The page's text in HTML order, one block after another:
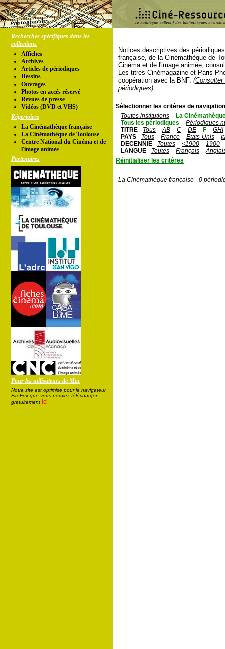
Recherches spécifiques dans les
collections
Affiches
Archives
Articles de périodiques
Dessins
Ouvrages
Photos en accés réservé
Revues de presse
Vidéos (DVD et VHS)
Répertoires
La Cinémathèque française
La Cinémathèque de Toulouse
Centre National du Cinéma et de
l'image animée
Partenaires
Pour les utilisateurs de Mac
Notre site est optimisé pour le navigateur
FireFox que vous pouvez télécharger
gratuitement ici
Notices descriptives des
française, de la Cinémathèque de
Cinéma et de l'image animée,
Les titres Cinémagazine et Paris-
coopération avec la BNF.
périodiques)
Sélectionner les critères de
Toutes institutions
La
Tous les périodiques
Périodiques
TITRE
Tous AB C DE F
GHI
PAYS
Tous France Etats-Unis
DECENNIE
Toutes <1900
1900
LANGUE
Toutes Français
Réinitialiser les critères
La Cinémathèque française - 0